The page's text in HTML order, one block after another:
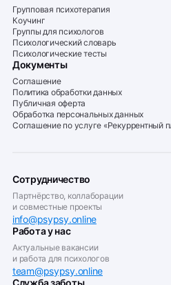
Групповая психотерапия
Коучинг
Группы для психологов
Психологический словарь
Психологические тесты
Документы
Соглашение
Политика обработки данных
Публичная оферта
Обработка персональных данных
Соглашение по услуге «Рекуррентный
Сотрудничество
Партнёрство, коллаборации
и совместные проекты
info@psypsy.online
Работа у нас
Актуальные вакансии
и работа для психологов
team@psypsy.online